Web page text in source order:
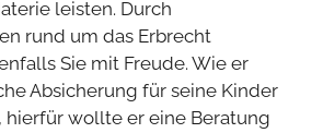
leisten. Durch
rund um das Erbrecht
Sie mit Freude. Wie er
Absicherung für seine Kinder
hierfür wollte er eine Beratung